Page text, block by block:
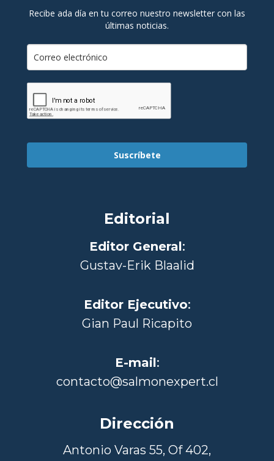
Recibe ada día en tu correo nuestro newsletter con las
últimas noticias.
Suscríbete
Editorial
Editor General:
Gustav-Erik Blaalid
Editor Ejecutivo:
Gian Paul Ricapito
E-mail:
contacto@salmonexpert.cl
Dirección
Antonio Varas 55, Of 402,